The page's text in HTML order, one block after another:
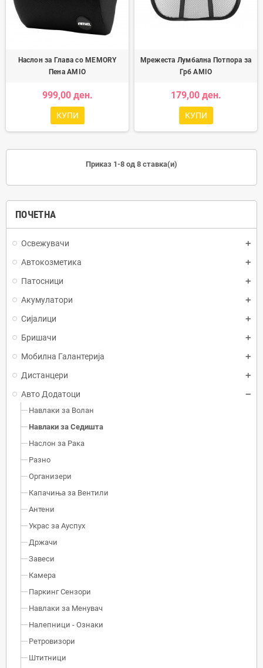
ПОЧЕТНА
Освежувачи
Автокозметика
Патосници
Акумулатори
Сијалици
Бришачи
Мобилна Галантерија
Дистанцери
Авто Додатоци
Навлаки за Волан
Навлаки за Седишта
Наслон за Рака
Разно
Организери
Капачиња за Вентили
Антени
Украс за Ауспух
Држачи
Завеси
Камера
Паркинг Сензори
Навлаки за Менувач
Налепници - Ознаки
Ретровизори
Штитници
Наслон за Глава со MEMORY
Пена AMIO
999,00 ден.
КУПИ
Мрежеста Лумбална Потпора за
Грб AMIO
179,00 ден.
КУПИ
Приказ 1-8 од 8 ставка(и)